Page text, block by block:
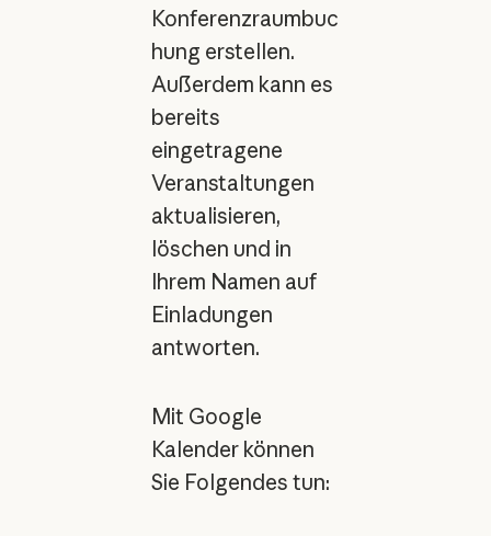
Konferenzraumbuc
hung erstellen.
Außerdem kann es
bereits
eingetragene
Veranstaltungen
aktualisieren,
löschen und in
Ihrem Namen auf
Einladungen
antworten.
Mit Google
Kalender können
Sie Folgendes tun: